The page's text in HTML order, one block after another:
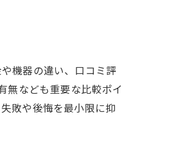
機器の違い、口コミ評
無なども重要な比較ポイ
敗や後悔を最小限に抑